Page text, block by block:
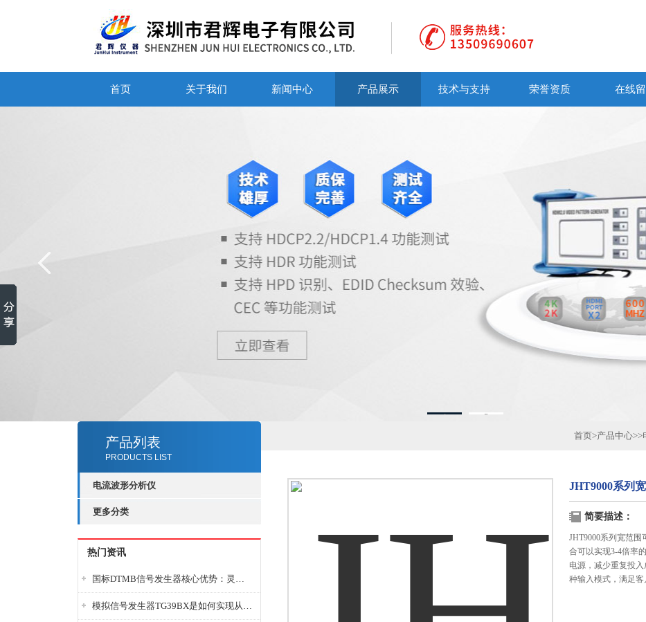
首页 关于我们 新闻中心 产品展示 技术与支持 荣誉资质 在线
1 2
产品列表
PRODUCTS LIST
电流波形分析仪
更多分类
热门资讯
国标DTMB信号发生器核心优势：灵活性与准确性的结合
模拟信号发生器TG39BX是如何实现从直流到交流的波形转换?
首页>产品中心>>
JHT9000系列
简要描述：
JHT9000系列宽范
合可以实现3-4倍率
电源，减少重复投
种输入模式，满足客